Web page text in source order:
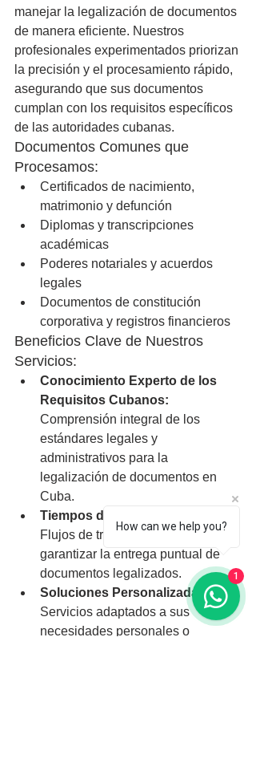
manejar la legalización de documentos
de manera eficiente. Nuestros
profesionales experimentados priorizan
la precisión y el procesamiento rápido,
asegurando que sus documentos
cumplan con los requisitos específicos
de las autoridades cubanas.
Documentos Comunes que
Procesamos:
Certificados de nacimiento,
matrimonio y defunción
Diplomas y transcripciones
académicas
Poderes notariales y acuerdos
legales
Documentos de constitución
corporativa y registros financieros
Beneficios Clave de Nuestros
Servicios:
Conocimiento Experto de los
Requisitos Cubanos:
Comprensión integral de los
estándares legales y
administrativos para la
legalización de documentos en
Cuba.
Tiempos de Entrega Rápidos:
Flujos de trabajo optimizados para
garantizar la entrega puntual de
documentos legalizados.
Soluciones Personalizadas:
Servicios adaptados a sus
necesidades personales o
How can we help you?
1